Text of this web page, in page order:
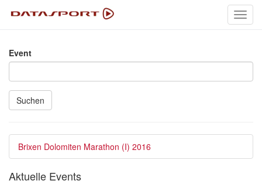
Event
Suchen
Brixen Dolomiten Marathon (I) 2016
Aktuelle Events